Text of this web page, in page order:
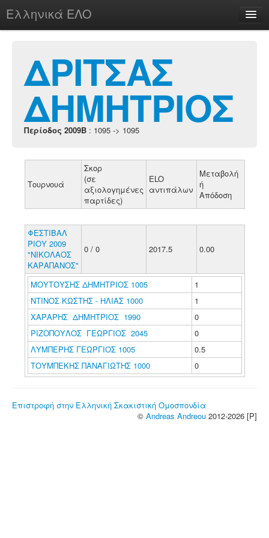
Ελληνικά ΕΛΟ
chesstu.be @ discord
Login
ΔΡΙΤΣΑΣ
ΔΗΜΗΤΡΙΟΣ
Περίοδος 2009B : 1095 -> 1095
Τουρνουά
Σκορ
(σε
αξιολογημένες
παρτίδες)
ELO
αντιπάλων
Μεταβολή
ή
Απόδοση
ΦΕΣΤΙΒΑΛ
ΡΙΟΥ 2009
"ΝΙΚΟΛΑΟΣ
ΚΑΡΑΠΑΝΟΣ"
0 / 0 2017.5 0.00
ΜΟΥΤΟΥΣΗΣ ΔΗΜΗΤΡΙΟΣ 1005
1
ΝΤΙΝΟΣ ΚΩΣΤΗΣ - ΗΛΙΑΣ 1000
1
ΧΑΡΑΡΗΣ ΔΗΜΗΤΡΙΟΣ 1990
0
ΡΙΖΟΠΟΥΛΟΣ ΓΕΩΡΓΙΟΣ 2045
0
ΛΥΜΠΕΡΗΣ ΓΕΩΡΓΙΟΣ 1005
0.5
ΤΟΥΜΠΕΚΗΣ ΠΑΝΑΓΙΩΤΗΣ 1000
0
Επιστροφή στην Ελληνική Σκακιστική Ομοσπονδία
© Andreas Andreou 2012-2026 [P]